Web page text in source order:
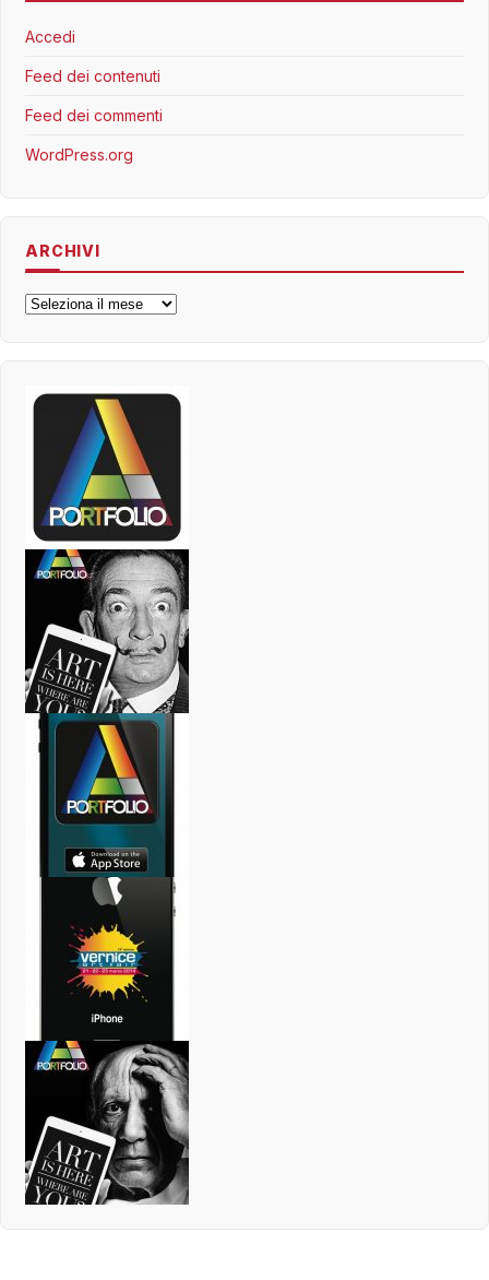
Accedi
Feed dei contenuti
Feed dei commenti
WordPress.org
ARCHIVI
Archivi